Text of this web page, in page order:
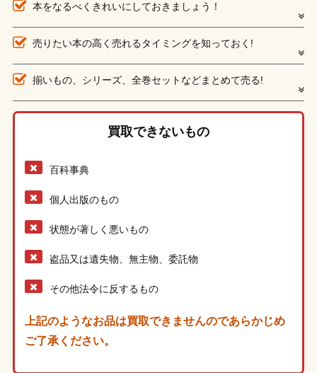
本をなるべくきれいにしておきましょう！
売りたい本の高く売れるタイミングを知っておく!
揃いもの、シリーズ、全巻セットなどまとめて売る!
買取できないもの
百科事典
個人出版のもの
状態が著しく悪いもの
盗品又は遺失物、無主物、委託物
その他法令に反するもの
上記のようなお品は買取できませんのであらかじめ
ご了承ください。